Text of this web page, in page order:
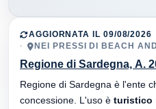
AGGIORNATA IL 09/08/2026
NEI PRESSI DI BEACH
Regione di Sardegna, A.
Regione di Sardegna è l'ente
concessione. L'uso è turistico